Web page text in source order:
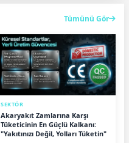
Tümünü Gör
SEKTÖR
Akaryakıt Zamlarına Karşı
Tüketicinin En Güçlü Kalkanı:
"Yakıtınızı Değil, Yolları Tüketin"